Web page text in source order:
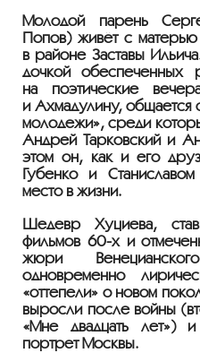
Молодой парень
Попов) живёт с
в районе Заставы
дочкой обеспеченных
на поэтические
и Ахмадулину, общается
молодежи», среди
Андрей Тарковский и
этом он, как и его
Губенко и
место в жизни.
Шедевр Хуциева,
фильмов 60-хи
жюри
одновременно
«оттепели» о новом
выросли после войны
«Мне двадцать лет»)
портрет Москвы.